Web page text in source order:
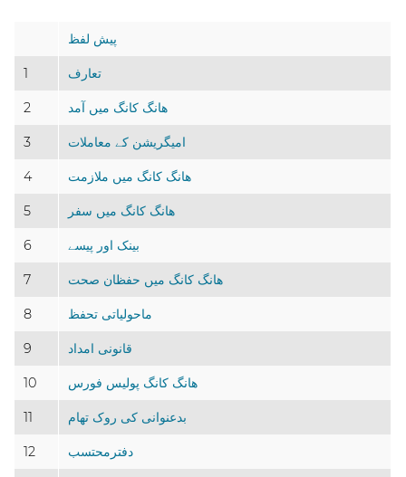
پیش لفظ
1 تعارف
2 ھانگ کانگ میں آمد
3 امیگریشن کے معاملات
4 ھانگ کانگ میں ملازمت
5 ھانگ کانگ میں سفر
6 بینک اور پیسے
7 ھانگ کانگ میں حفظان صحت
8 ماحولیاتی تحفظ
9 قانونی امداد
10 ھانگ کانگ پولیس فورس
11 بدعنوانی کی روک تھام
12 دفترمحتسب